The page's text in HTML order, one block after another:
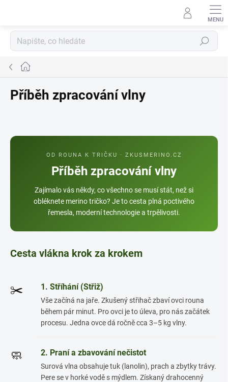
Hledat
Domů
Příběh zpracování vlny
OD ROUNA K TRIČKU · ZKUSMERINO.CZ
Příběh zpracování vlny
Zajímalo vás někdy, co všechno se musí stát, než si
obléknete merino tričko? Je to cesta plná poctivého
řemesla, moderní technologie a trpělivosti.
Cesta vlákna krok za krokem
✂️ 1. Stříhání (Střiž)
Vše začíná na jaře. Zkušený střihač zbaví ovci rouna
během pár minut. Pro ovci je to úleva, pro nás začátek
procesu. Jedna ovce dá ročně cca 3–5 kg vlny.
🧼 2. Praní a zbavování nečistot
Surová vlna obsahuje tuk (lanolin), prach a zbytky trávy.
Pere se v horké vodě s mýdlem. Získaný drahocenný